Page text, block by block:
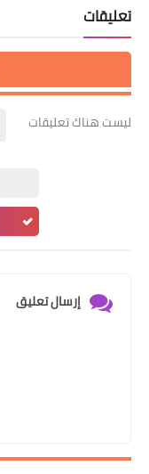
تعليقات
ليست هناك تعليقات
إرسال تعليق